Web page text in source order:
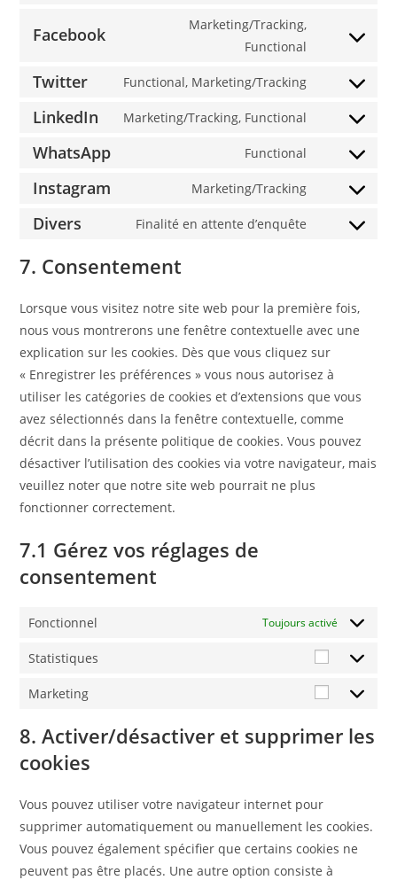
Facebook
Marketing/Tracking,
Functional
Twitter Functional, Marketing/Tracking
LinkedIn Marketing/Tracking, Functional
WhatsApp Functional
Instagram Marketing/Tracking
Divers Finalité en attente d’enquête
7. Consentement
Lorsque vous visitez notre site web pour la première fois,
nous vous montrerons une fenêtre contextuelle avec une
explication sur les cookies. Dès que vous cliquez sur
« Enregistrer les préférences » vous nous autorisez à
utiliser les catégories de cookies et d’extensions que vous
avez sélectionnés dans la fenêtre contextuelle, comme
décrit dans la présente politique de cookies. Vous pouvez
désactiver l’utilisation des cookies via votre navigateur, mais
veuillez noter que notre site web pourrait ne plus
fonctionner correctement.
7.1 Gérez vos réglages de
consentement
Fonctionnel Toujours activé
Statistiques
Marketing
8. Activer/désactiver et supprimer les
cookies
Vous pouvez utiliser votre navigateur internet pour
supprimer automatiquement ou manuellement les cookies.
Vous pouvez également spécifier que certains cookies ne
peuvent pas être placés. Une autre option consiste à